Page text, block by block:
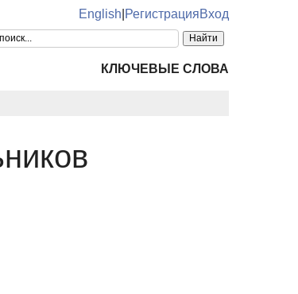
English РегистрацияВход
КЛЮЧЕВЫЕ СЛОВА